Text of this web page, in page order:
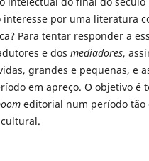
interesse por uma literatura
Para tentar responder a
e dos mediadores,
grandes e pequenas, e
em apreço. O objetivo é
editorial num período tão